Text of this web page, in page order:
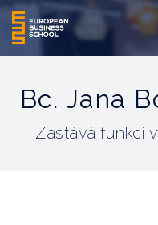
Bc. Jana
Zastává funkci